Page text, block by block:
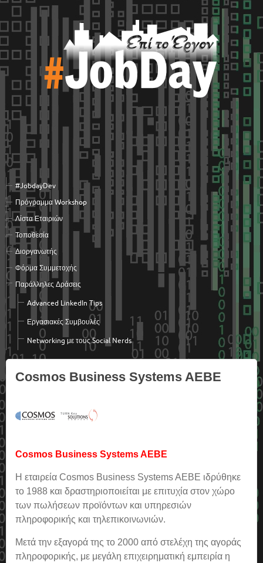
#JobdayDev
Πρόγραμμα Workshop
Λίστα Εταιριών
Τοποθεσία
Διοργανωτής
Φόρμα Συμμετοχής
Παράλληλες Δράσεις
Advanced LinkedΙn Tips
Εργασιακές Συμβουλές
Networking με τους Social Nerds
Cosmos Business Systems AEBE
Cosmos Business Systems AEBE
Η εταιρεία Cosmos Business Systems AEBE ιδρύθηκε
το 1988 και δραστηριοποιείται με επιτυχία στον χώρο
των πωλήσεων προϊόντων και υπηρεσιών
πληροφορικής και τηλεπικοινωνιών.
Μετά την εξαγορά της το 2000 από στελέχη της αγοράς
πληροφορικής, με μεγάλη επιχειρηματική εμπειρία η